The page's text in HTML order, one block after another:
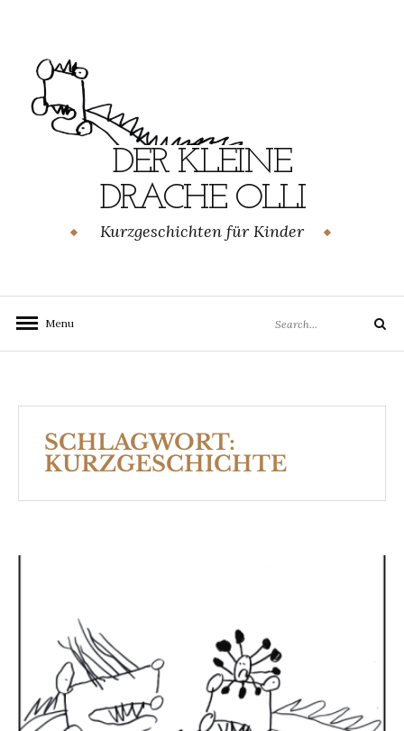
content
DER KLEINE
DRACHE OLLI
Kurzgeschichten für Kinder
Menu
for:
Search
SCHLAGWORT:
KURZGESCHICHTE